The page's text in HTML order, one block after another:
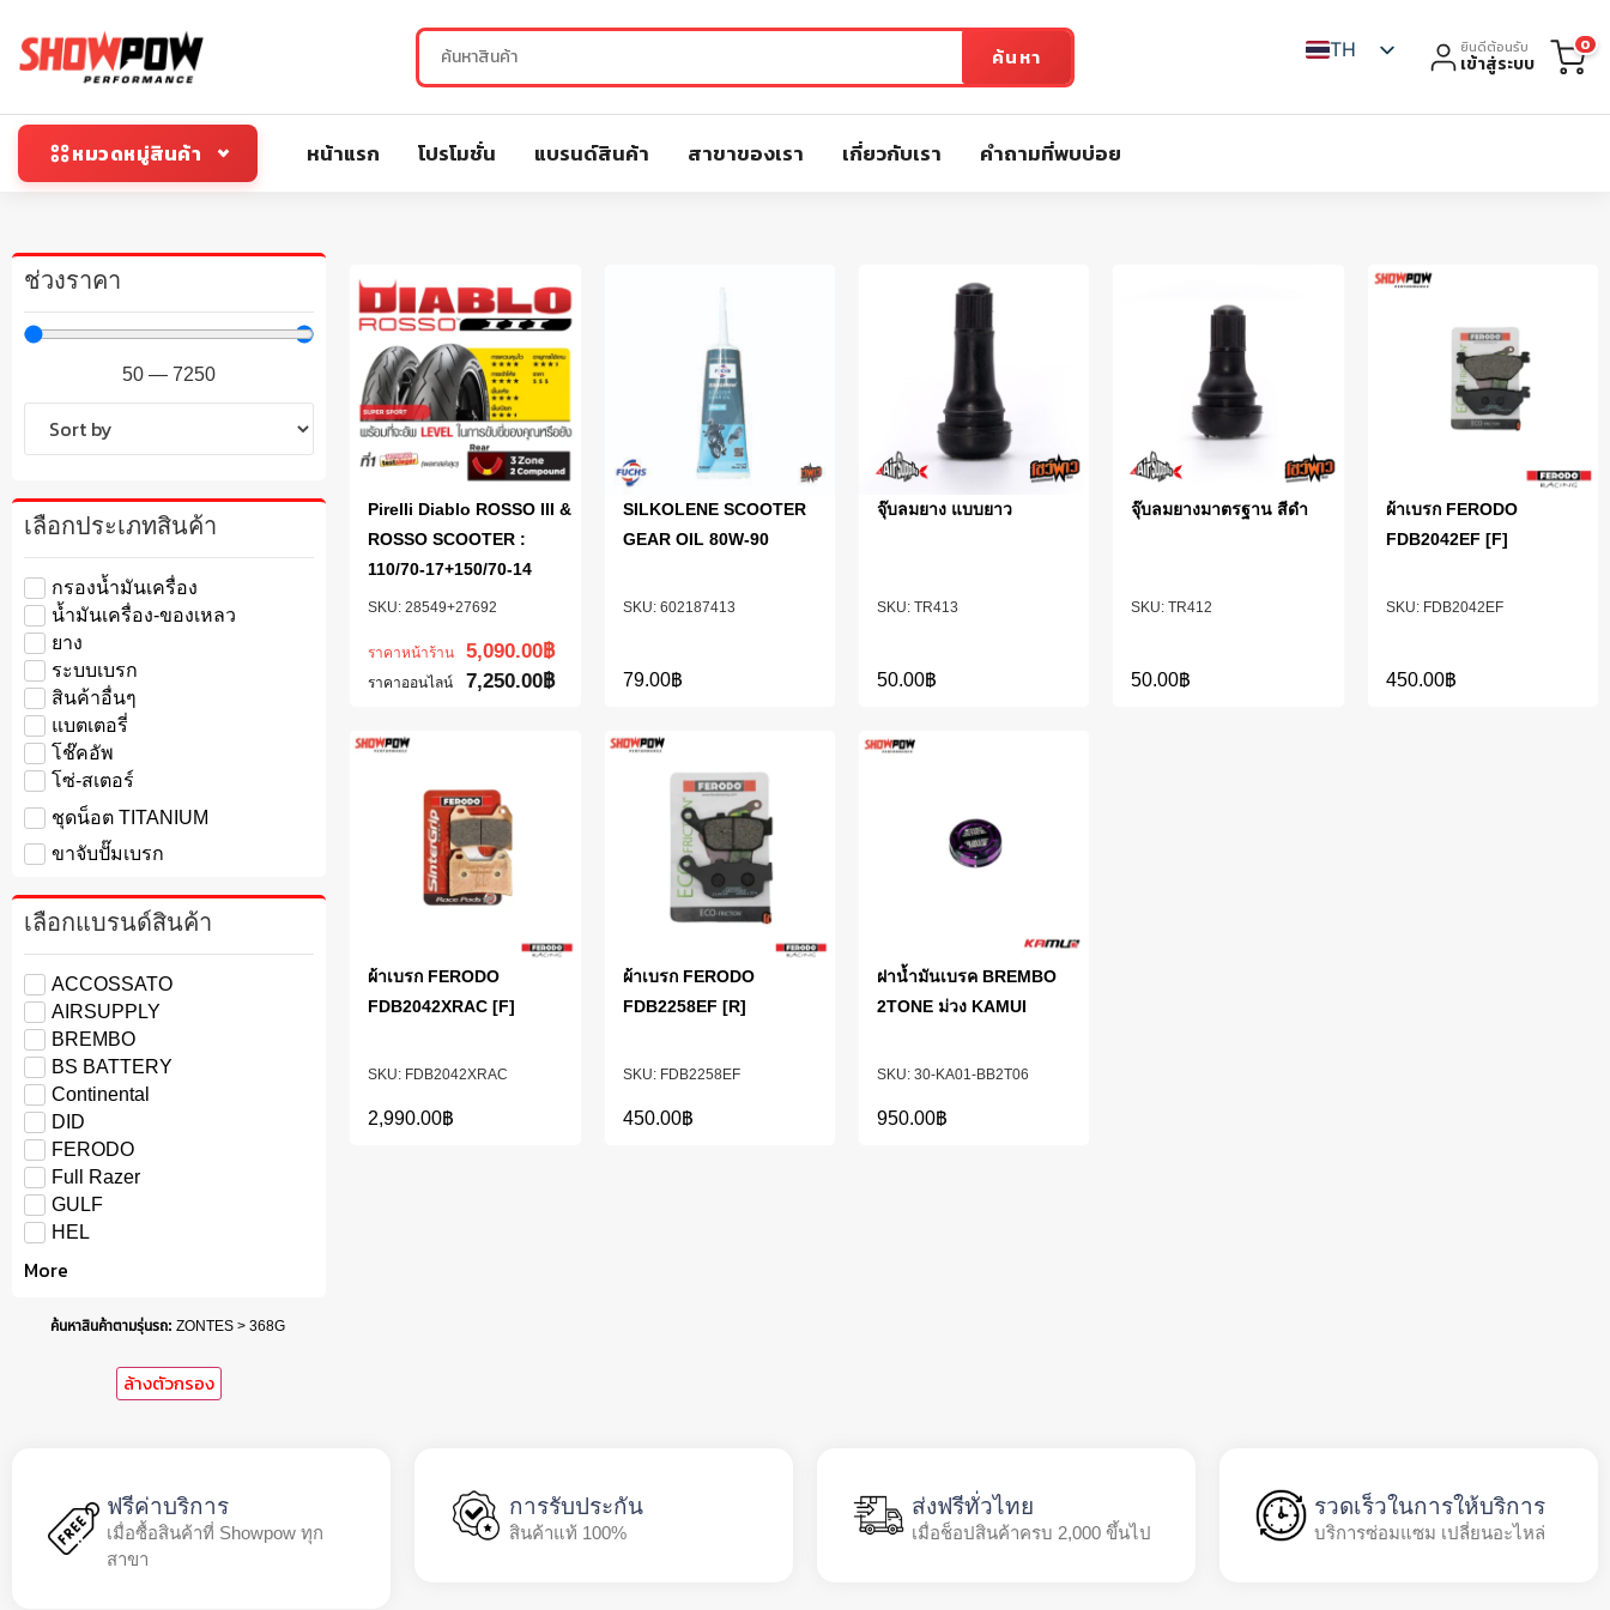
ค้นหา TH ยินดีต้อนรับ
เข้าสู่ระบบ
0
หมวดหมู่สินค้า หน้าแรก โปรโมชั่น แบรนด์สินค้า สาขาของเรา เกี่ยวกับเรา คำถามที่พบบ่อย
ช่วงราคา
50 —7250
เลือกประเภทสินค้า
กรองน้ำมันเครื่อง
น้ำมันเครื่อง-ของเหลว
ยาง
ระบบเบรก
สินค้าอื่นๆ
แบตเตอรี่
โช๊คอัพ
โซ่-สเตอร์
ชุดน็อต TITANIUM
ขาจับปั๊มเบรก
เลือกแบรนด์สินค้า
ACCOSSATO
AIRSUPPLY
BREMBO
BS BATTERY
Continental
DID
FERODO
Full Razer
GULF
HEL
More
ค้นหาสินค้าตามรุ่นรถ: ZONTES > 368G
ล้างตัวกรอง
28549+27692
Pirelli Diablo ROSSO III &
ROSSO SCOOTER :
110/70-17+150/70-14
ราคาหน้าร้าน 5,090.00฿
ราคาออนไลน์ 7,250.00฿
602187413
SILKOLENE SCOOTER
GEAR OIL 80W-90
79.00฿
TR413
จุ๊บลมยาง แบบยาว
50.00฿
TR412
จุ๊บลมยางมาตรฐาน สีดำ
50.00฿
FDB2042EF
ผ้าเบรก FERODO
FDB2042EF [F]
450.00฿
FDB2042XRAC
ผ้าเบรก FERODO
FDB2042XRAC [F]
2,990.00฿
FDB2258EF
ผ้าเบรก FERODO
FDB2258EF [R]
450.00฿
30-KA01-BB2T06
ฝาน้ำมันเบรค BREMBO
2TONE ม่วง KAMUI
950.00฿
ฟรีค่าบริการ
เมื่อซื้อสินค้าที่ Showpow ทุก
สาขา
การรับประกัน
สินค้าแท้ 100%
ส่งฟรีทั่วไทย
เมื่อช็อปสินค้าครบ 2,000 ขึ้นไป
รวดเร็วในการให้บริการ
บริการซ่อมแซม เปลี่ยนอะไหล่